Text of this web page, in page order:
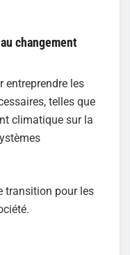
changement
entreprendre les
telles que
climatique sur la
transition pour les